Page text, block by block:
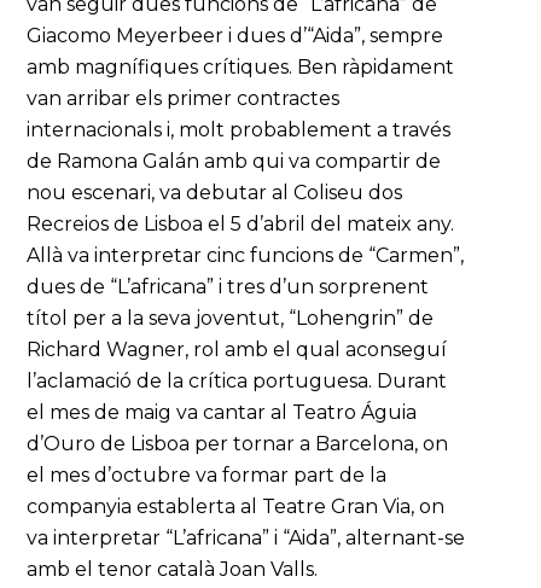
Giacomo Meyerbeer i dues d’“Aida”, sempre
amb magnífiques crítiques. Ben ràpidament
van arribar els primer contractes
internacionals i, molt probablement a través
de Ramona Galán amb qui va compartir de
nou escenari, va debutar al Coliseu dos
Recreios de Lisboa el 5 d’abril del mateix any.
Allà va interpretar cinc funcions de “Carmen”,
dues de “L’africana” i tres d’un sorprenent
títol per a la seva joventut, “Lohengrin” de
Richard Wagner, rol amb el qual aconseguí
l’aclamació de la crítica portuguesa. Durant
el mes de maig va cantar al Teatro Águia
d’Ouro de Lisboa per tornar a Barcelona, on
el mes d’octubre va formar part de la
companyia establerta al Teatre Gran Via, on
va interpretar “L’africana” i “Aida”, alternant-se
amb el tenor català Joan Valls.